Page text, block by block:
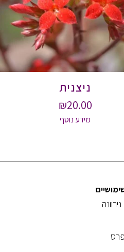
ניצנית
₪20.00
מידע נוסף